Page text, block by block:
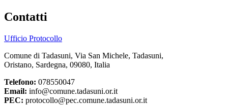
Contatti
Ufficio Protocollo
Comune di Tadasuni, Via San Michele, Tadasuni,
Oristano, Sardegna, 09080, Italia
Telefono: 078550047
Email: info@comune.tadasuni.or.it
PEC: protocollo@pec.comune.tadasuni.or.it